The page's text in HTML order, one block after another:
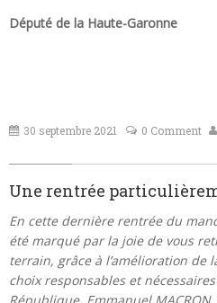
Député de la Haute-Garonne
30 septembre 2021 0 Comment
Une rentrée
En cette dernière rentrée du
été marqué par la joie de vous
terrain, grâce à l’amélioration de
choix responsables et